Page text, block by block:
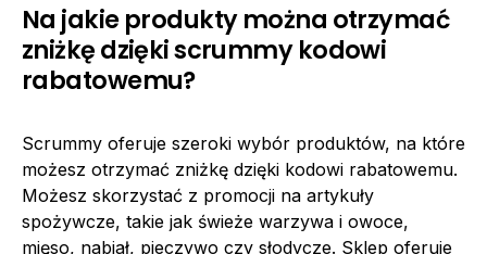
Na jakie produkty można otrzymać
zniżkę dzięki scrummy kodowi
rabatowemu?
Scrummy oferuje szeroki wybór produktów, na które
możesz otrzymać zniżkę dzięki kodowi rabatowemu.
Możesz skorzystać z promocji na artykuły
spożywcze, takie jak świeże warzywa i owoce,
mięso, nabiał, pieczywo czy słodycze. Sklep oferuje